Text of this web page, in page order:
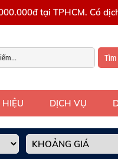
tại TPHCM. Có
Tìm
DỊCH VỤ